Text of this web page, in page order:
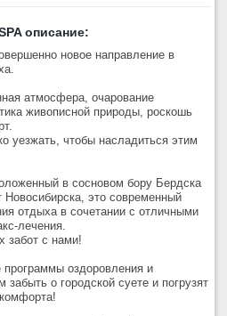
описание:
новое направление в
атмосфера, очарование
живописной природы, роскошь
уезжать, чтобы насладиться этим
в сосновом бору Бердска
Новосибирска, это современный
отдыха в сочетании с отличными
лечения.
забот с нами!
программы оздоровления и
о городской суете и погрузят